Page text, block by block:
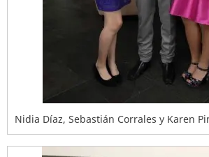
Nidia Díaz, Sebastián Corrales y Karen